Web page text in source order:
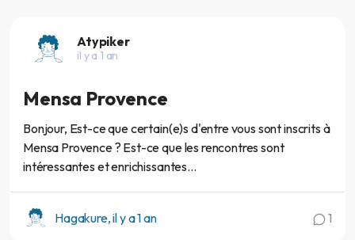
Atypiker
il y a 1 an
Mensa Provence
Bonjour, Est-ce que certain(e)s d'entre vous sont inscrits à
Mensa Provence ? Est-ce que les rencontres sont
intéressantes et enrichissantes...
Hagakure, il y a 1 an 1